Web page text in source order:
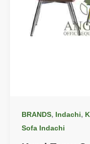
BRANDS, Indachi,
Sofa Indachi